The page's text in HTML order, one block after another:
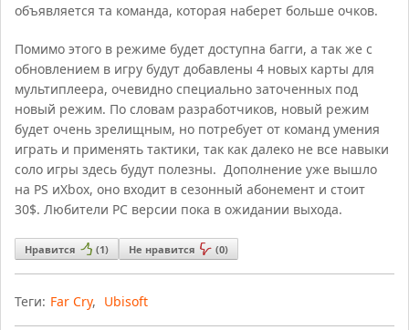
объявляется та команда, которая наберет больше очков.
Помимо этого в режиме будет доступна багги, а так же с
обновлением в игру будут добавлены 4 новых карты для
мультиплеера, очевидно специально заточенных под
новый режим. По словам разработчиков, новый режим
будет очень зрелищным, но потребует от команд умения
играть и применять тактики, так как далеко не все навыки
соло игры здесь будут полезны. Дополнение уже вышло
на PS иXbox, оно входит в сезонный абонемент и стоит
30$. Любители PC версии пока в ожидании выхода.
Нравится (1) Не нравится (0)
Теги: Far Cry, Ubisoft